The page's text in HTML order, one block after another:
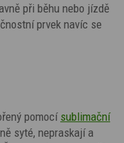
při běhu nebo jízdě
prvek navíc se
pomocí sublimační
syté, nepraskají a